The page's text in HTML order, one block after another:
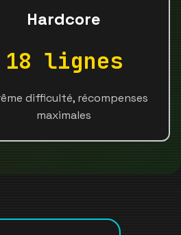
Hardcore
18 lignes
difficulté, récompenses
maximales